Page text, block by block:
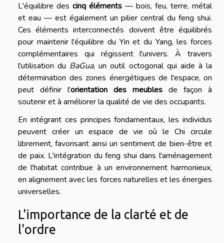
L'équilibre des cinq éléments — bois, feu, terre, métal
et eau — est également un pilier central du feng shui.
Ces éléments interconnectés doivent être équilibrés
pour maintenir l'équilibre du Yin et du Yang, les forces
complémentaires qui régissent l'univers. À travers
l'utilisation du BaGua, un outil octogonal qui aide à la
détermination des zones énergétiques de l'espace, on
peut définir l'orientation des meubles de façon à
soutenir et à améliorer la qualité de vie des occupants.
En intégrant ces principes fondamentaux, les individus
peuvent créer un espace de vie où le Chi circule
librement, favorisant ainsi un sentiment de bien-être et
de paix. L'intégration du feng shui dans l'aménagement
de l'habitat contribue à un environnement harmonieux,
en alignement avec les forces naturelles et les énergies
universelles.
L'importance de la clarté et de
l'ordre